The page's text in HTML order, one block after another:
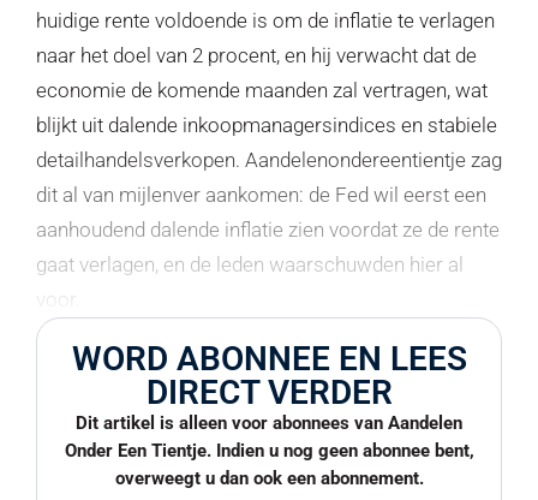
huidige rente voldoende is om de inflatie te verlagen
naar het doel van 2 procent, en hij verwacht dat de
economie de komende maanden zal vertragen, wat
blijkt uit dalende inkoopmanagersindices en stabiele
detailhandelsverkopen. Aandelenondereentientje zag
dit al van mijlenver aankomen: de Fed wil eerst een
aanhoudend dalende inflatie zien voordat ze de rente
gaat verlagen, en de leden waarschuwden hier al
voor.
WORD ABONNEE EN LEES
DIRECT VERDER
Dit artikel is alleen voor abonnees van Aandelen
Onder Een Tientje. Indien u nog geen abonnee bent,
overweegt u dan ook een abonnement.